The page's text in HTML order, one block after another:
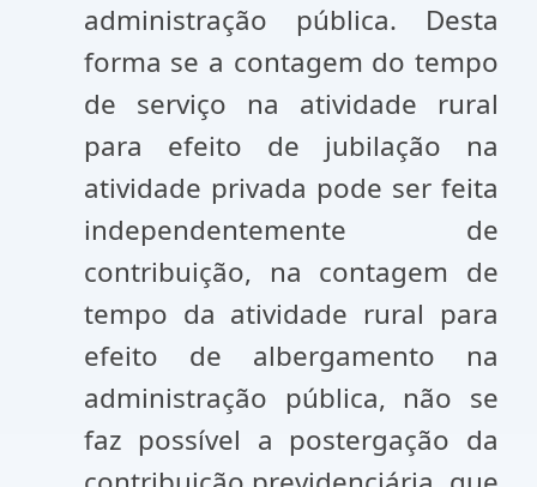
administração pública. Desta
forma se a contagem do tempo
de serviço na atividade rural
para efeito de jubilação na
atividade privada pode ser feita
independentemente de
contribuição, na contagem de
tempo da atividade rural para
efeito de albergamento na
administração pública, não se
faz possível a postergação da